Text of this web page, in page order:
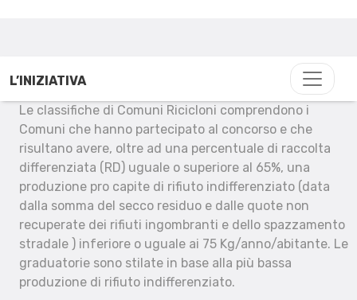
L’INIZIATIVA
Le classifiche di Comuni Ricicloni comprendono i
Comuni che hanno partecipato al concorso e che
risultano avere, oltre ad una percentuale di raccolta
differenziata (RD) uguale o superiore al 65%, una
produzione pro capite di rifiuto indifferenziato (data
dalla somma del secco residuo e dalle quote non
recuperate dei rifiuti ingombranti e dello spazzamento
stradale ) inferiore o uguale ai 75 Kg/anno/abitante. Le
graduatorie sono stilate in base alla più bassa
produzione di rifiuto indifferenziato.